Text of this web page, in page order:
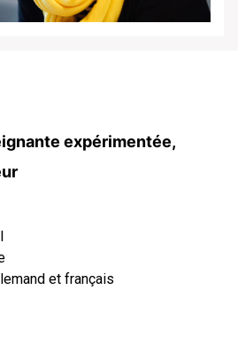
expérimentée,
et français